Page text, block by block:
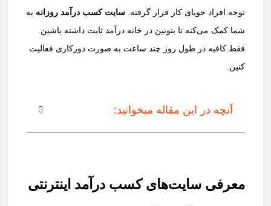
توجه افراد جویای کار قرار گرفته. سایت کسب درآمد روزانه به
شما کمک می‌کنه تا بتونین در خانه درآمد ثابت داشته باشین.
فقط کافیه در طول روز چند ساعت به صورت دورکاری فعالیت
کنین.
آنچه در این مقاله میخوانید:
معرفی سایت‌های کسب درآمد اینترنتی